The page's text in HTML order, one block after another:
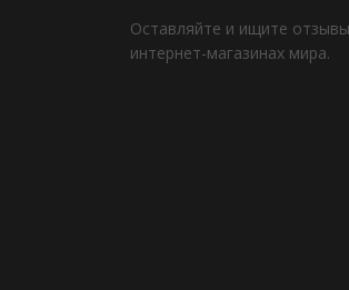
Оставляйте и ищите
интернет-магазинах мира.